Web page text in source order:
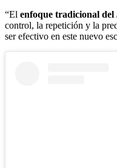
“El enfoque tradicional del
control, la repetición y la
ser efectivo en este nuevo